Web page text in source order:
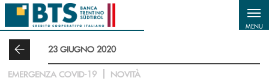
Salta al contenuto principale
MENU
23 GIUGNO 2020
EMERGENZA COVID-19 NOVITÀ